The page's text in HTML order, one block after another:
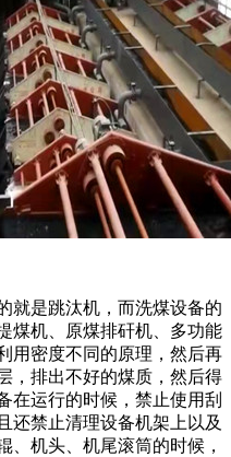
就是跳汰机，而洗煤设备的
煤机、原煤排矸机、多功能
用密度不同的原理，然后再
，排出不好的煤质，然后得
在运行的时候，禁止使用刮
还禁止清理设备机架上以及
、机头、机尾滚筒的时候，